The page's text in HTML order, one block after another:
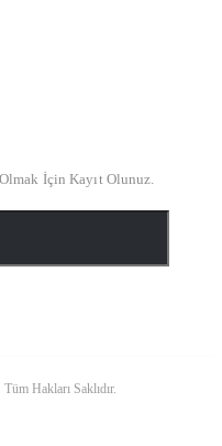
İçin Kayıt Olunuz.
Hakları Saklıdır.